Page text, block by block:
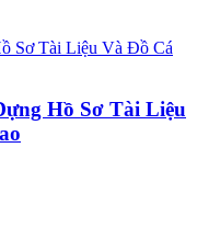
Hồ Sơ Tài Liệu